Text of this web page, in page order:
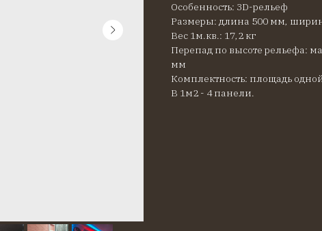
Особенность: 3D-рельеф
Размеры: длина 500 мм,
Вес 1м.кв.: 17,2 кг
Перепад по высоте рельефа:
мм
Комплектность: площадь
В 1м2 - 4 панели.